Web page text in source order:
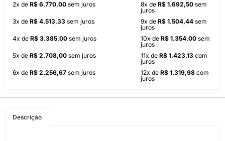
2x de R$ 6.770,00 sem juros
3x de R$ 4.513,33 sem juros
4x de R$ 3.385,00 sem juros
5x de R$ 2.708,00 sem juros
6x de R$ 2.256,67 sem juros
8x de R$ 1.692,50 sem
juros
9x de R$ 1.504,44 sem
juros
10x de R$ 1.354,00 sem
juros
11x de R$ 1.423,13 com
juros
12x de R$ 1.319,98 com
juros
Descrição